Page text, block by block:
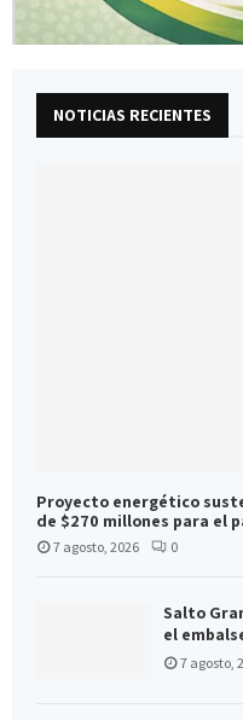
NOTICIAS RECIENTES
Proyecto energético
de $270 millones para el
7 agosto, 2026 0
Salto
el
7 agosto,